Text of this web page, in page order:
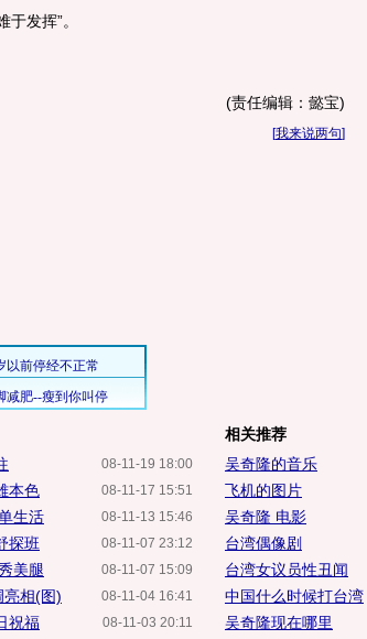
发挥”。
(责任编辑：懿宝)
[我来说两句]
08-11-19 18:00
08-11-17 15:51
本色
08-11-13 15:46
生活
08-11-07 23:12
探班
08-11-07 15:09
美腿
08-11-04 16:41
亮相(图)
08-11-03 20:11
祝福
相关推荐
吴奇隆的音乐
飞机的图片
吴奇隆 电影
台湾偶像剧
台湾女议员性丑闻
中国什么时候打台湾
吴奇隆现在哪里